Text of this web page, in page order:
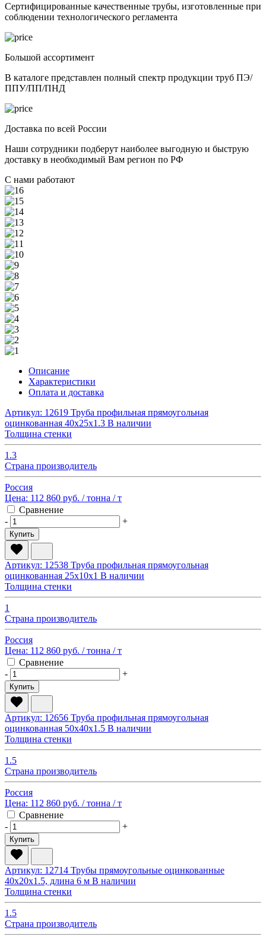
Сертифицированные качественные трубы, изготовленные при
соблюдении технологического регламента
Большой ассортимент
В каталоге представлен полный спектр продукции труб ПЭ/
ППУ/ПП/ПНД
Доставка по всей России
Наши сотрудники подберут наиболее выгодную и быструю
доставку в необходимый Вам регион по РФ
С нами работают
Описание
Характеристики
Оплата и доставка
Артикул: 12619 Труба профильная прямоугольная
оцинкованная 40х25х1.3 В наличии
Толщина стенки
1.3
Страна производитель
Россия
Цена: 112 860 руб. / тонна / т
Сравнение
-
+
Купить
Артикул: 12538 Труба профильная прямоугольная
оцинкованная 25х10х1 В наличии
Толщина стенки
1
Страна производитель
Россия
Цена: 112 860 руб. / тонна / т
Сравнение
-
+
Купить
Артикул: 12656 Труба профильная прямоугольная
оцинкованная 50х40х1.5 В наличии
Толщина стенки
1.5
Страна производитель
Россия
Цена: 112 860 руб. / тонна / т
Сравнение
-
+
Купить
Артикул: 12714 Трубы прямоугольные оцинкованные
40х20х1.5, длина 6 м В наличии
Толщина стенки
1.5
Страна производитель